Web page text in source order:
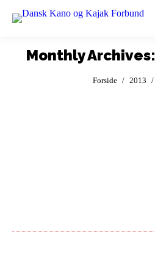
Monthly Archives:
You are here:
Forside 2013